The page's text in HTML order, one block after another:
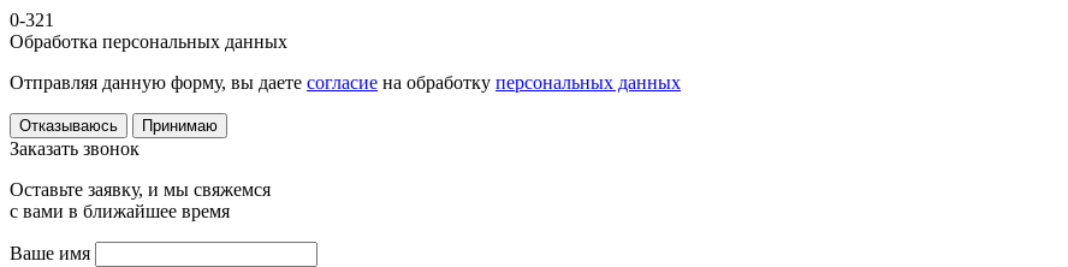
0-321
Обработка персональных данных
Отправляя данную форму, вы даете согласие на обработку персональных данных
Отказываюсь Принимаю
Заказать звонок
Оставьте заявку, и мы свяжемся
с вами в ближайшее время
Ваше имя